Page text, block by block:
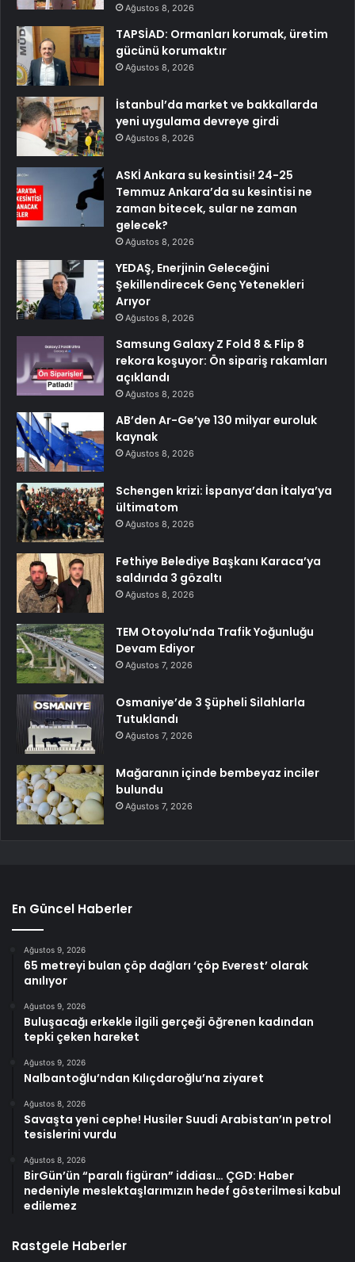
Ağustos 8, 2026
TAPSİAD: Ormanları korumak, üretim
gücünü korumaktır
Ağustos 8, 2026
İstanbul’da market ve bakkallarda
yeni uygulama devreye girdi
Ağustos 8, 2026
ASKİ Ankara su kesintisi! 24-25
Temmuz Ankara’da su kesintisi ne
zaman bitecek, sular ne zaman
gelecek?
Ağustos 8, 2026
YEDAŞ, Enerjinin Geleceğini
Şekillendirecek Genç Yetenekleri
Arıyor
Ağustos 8, 2026
Samsung Galaxy Z Fold 8 & Flip 8
rekora koşuyor: Ön sipariş rakamları
açıklandı
Ağustos 8, 2026
AB’den Ar-Ge’ye 130 milyar euroluk
kaynak
Ağustos 8, 2026
Schengen krizi: İspanya’dan İtalya’ya
ültimatom
Ağustos 8, 2026
Fethiye Belediye Başkanı Karaca’ya
saldırıda 3 gözaltı
Ağustos 8, 2026
TEM Otoyolu’nda Trafik Yoğunluğu
Devam Ediyor
Ağustos 7, 2026
Osmaniye’de 3 Şüpheli Silahlarla
Tutuklandı
Ağustos 7, 2026
Mağaranın içinde bembeyaz inciler
bulundu
Ağustos 7, 2026
En Güncel Haberler
Ağustos 9, 2026
65 metreyi bulan çöp dağları ‘çöp Everest’ olarak
anılıyor
Ağustos 9, 2026
Buluşacağı erkekle ilgili gerçeği öğrenen kadından
tepki çeken hareket
Ağustos 9, 2026
Nalbantoğlu’ndan Kılıçdaroğlu’na ziyaret
Ağustos 8, 2026
Savaşta yeni cephe! Husiler Suudi Arabistan’ın petrol
tesislerini vurdu
Ağustos 8, 2026
BirGün’ün “paralı figüran” iddiası… ÇGD: Haber
nedeniyle meslektaşlarımızın hedef gösterilmesi kabul
edilemez
Rastgele Haberler